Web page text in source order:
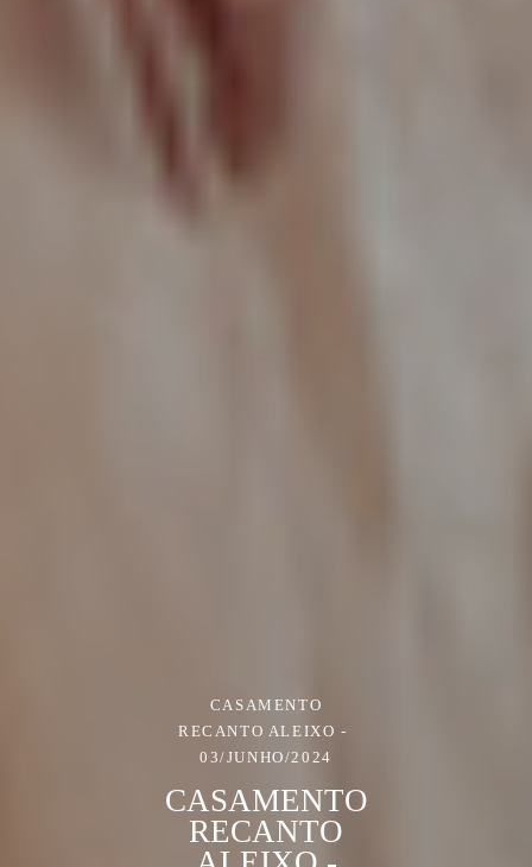
CASAMENTO
RECANTO ALEIXO
03/JUNHO/2024
CASAMENTO
RECANTO